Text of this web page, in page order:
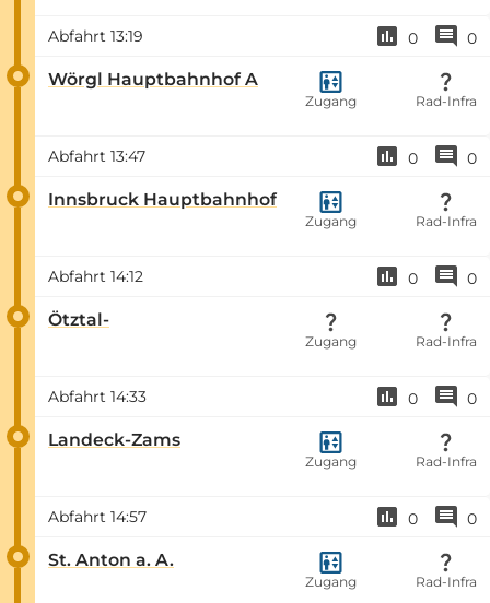
Abfahrt 13:19 0 0
Wörgl Hauptbahnhof A
Zugang Rad-Infra
Abfahrt 13:47 0 0
Innsbruck Hauptbahnhof
Zugang Rad-Infra
Abfahrt 14:12 0 0
Ötztal-
Zugang Rad-Infra
Abfahrt 14:33 0 0
Landeck-Zams
Zugang Rad-Infra
Abfahrt 14:57 0 0
St. Anton a. A.
Zugang Rad-Infra